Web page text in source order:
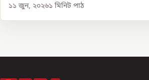
১১ জুন, ২০২৬১ মিনিট পাঠ